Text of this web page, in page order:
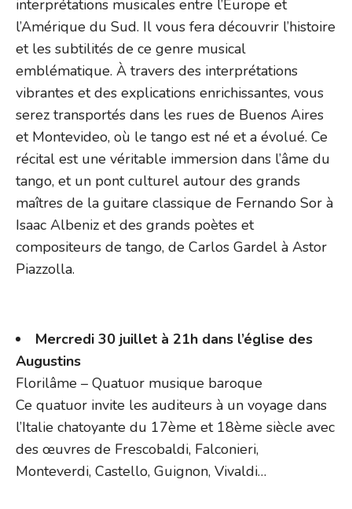
interprétations musicales entre l’Europe et
l’Amérique du Sud. Il vous fera découvrir l’histoire
et les subtilités de ce genre musical
emblématique. À travers des interprétations
vibrantes et des explications enrichissantes, vous
serez transportés dans les rues de Buenos Aires
et Montevideo, où le tango est né et a évolué. Ce
récital est une véritable immersion dans l’âme du
tango, et un pont culturel autour des grands
maîtres de la guitare classique de Fernando Sor à
Isaac Albeniz et des grands poètes et
compositeurs de tango, de Carlos Gardel à Astor
Piazzolla.
Mercredi 30 juillet à 21h dans l’église des
Augustins
Florilâme – Quatuor musique baroque
Ce quatuor invite les auditeurs à un voyage dans
l’Italie chatoyante du 17ème et 18ème siècle avec
des œuvres de Frescobaldi, Falconieri,
Monteverdi, Castello, Guignon, Vivaldi…